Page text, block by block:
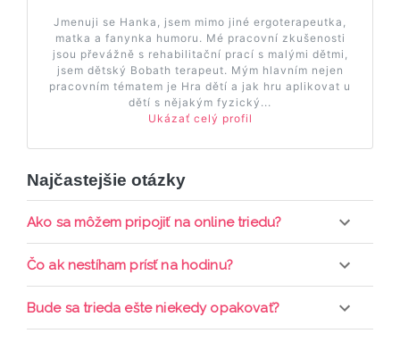
Jmenuji se Hanka, jsem mimo jiné ergoterapeutka,
matka a fanynka humoru. Mé pracovní zkušenosti
jsou převážně s rehabilitační prací s malými dětmi,
jsem dětský Bobath terapeut. Mým hlavním nejen
pracovním tématem je Hra dětí a jak hru aplikovat u
dětí s nějakým fyzický...
Ukázať celý profil
Najčastejšie otázky
Ako sa môžem pripojiť na online triedu?
Pripojenie do online triedy prebieha priamo cez
prihlásiť do triedy.
Čo ak nestíham prísť na hodinu?
Každá trieda sa nahráva a je k dispozícií po dobu 7
Bude sa trieda ešte niekedy opakovať?